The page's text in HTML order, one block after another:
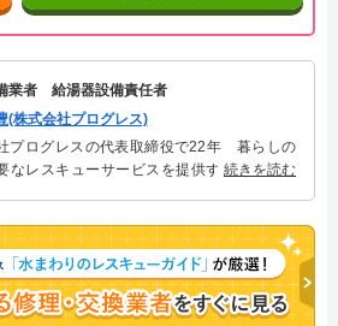
業者 給湯器設備責任者
株式会社プログレス)
プログレスの代表取締役で22年 暮らしの
なレスキューサービスを提供する株式会社
のお客様に信頼される「給湯器」のスペシ
。
続きを読む